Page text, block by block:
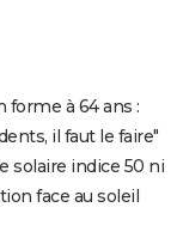
forme à 64 ans :
il faut le faire"
solaire indice 50 ni
face au soleil